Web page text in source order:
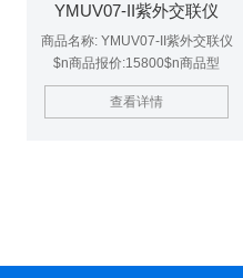
YMUV07-II紫外交联仪
商品名称: YMUV07-II紫外交联仪
$n商品报价:15800$n商品型
号:YMUV07-II$n商品简述:豫明品
牌-上海豫明仪器$n商品品牌:豫明
查看详情